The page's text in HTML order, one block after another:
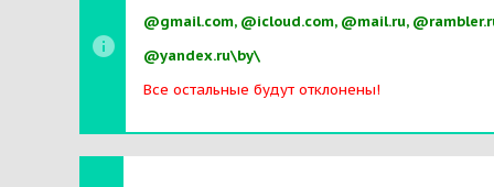
м
ы
ч
л
@gmail.com, @icloud.com, @mail.ru,
@yandex.ru\by\
Все остальные будут отклонены!